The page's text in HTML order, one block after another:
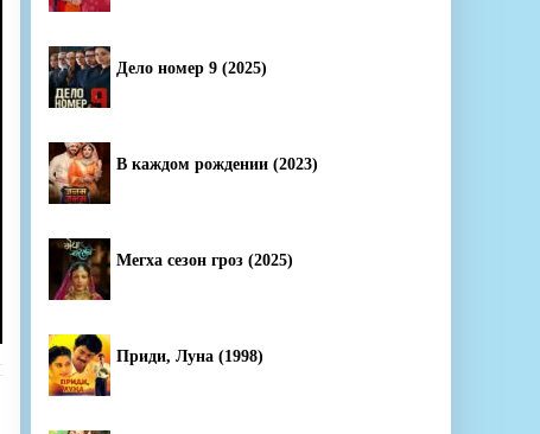
Дело номер 9 (2025)
В каждом рождении (2023)
Мегха сезон гроз (2025)
Приди, Луна (1998)